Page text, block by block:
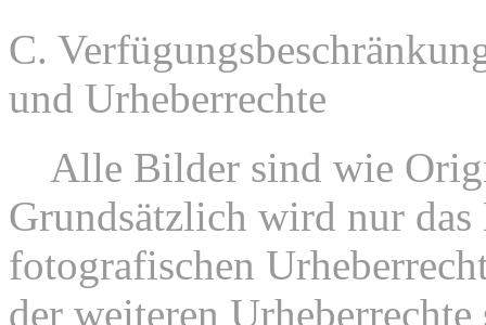
C.
und Urheberrechte
Alle Bilder sind wie
Grundsätzlich wird nur das
fotografischen
der weiteren